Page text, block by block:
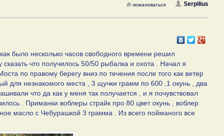
Serpilius
пожаловаться
было несколько часов свободного времени решил
что получилось 50/50 рыбалка и охота . Начал я
по правому берегу вниз по течения после того как ветер
для незнакомого места , 3 щучки грамм по 600 ,1 окунь , два
что да как у меня так получается , и я почувствовал
. Приманки воблеры страйк про 80 цвет окунь , воблер
масло с Чебурашкой 3 грамма . Из всего пойманого все